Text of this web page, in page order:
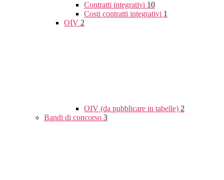
Contratti integrativi 10
Costi contratti integrativi 1
OIV 2
OIV (da pubblicare in tabelle) 2
Bandi di concorso 3